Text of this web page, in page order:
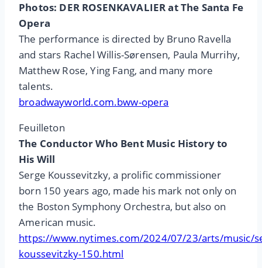
Photos: DER ROSENKAVALIER at The Santa Fe
Opera
The performance is directed by Bruno Ravella
and stars Rachel Willis-Sørensen, Paula Murrihy,
Matthew Rose, Ying Fang, and many more
talents.
broadwayworld.com.bww-opera
Feuilleton
The Conductor Who Bent Music History to
His Will
Serge Koussevitzky, a prolific commissioner
born 150 years ago, made his mark not only on
the Boston Symphony Orchestra, but also on
American music.
https://www.nytimes.com/2024/07/23/arts/music/
koussevitzky-150.html